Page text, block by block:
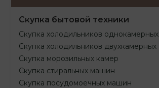
Скупка бытовой техники
Скупка холодильников однокамерных
Скупка холодильников двухкамерных
Скупка морозильных камер
Скупка стиральных машин
Скупка посудомоечных машин